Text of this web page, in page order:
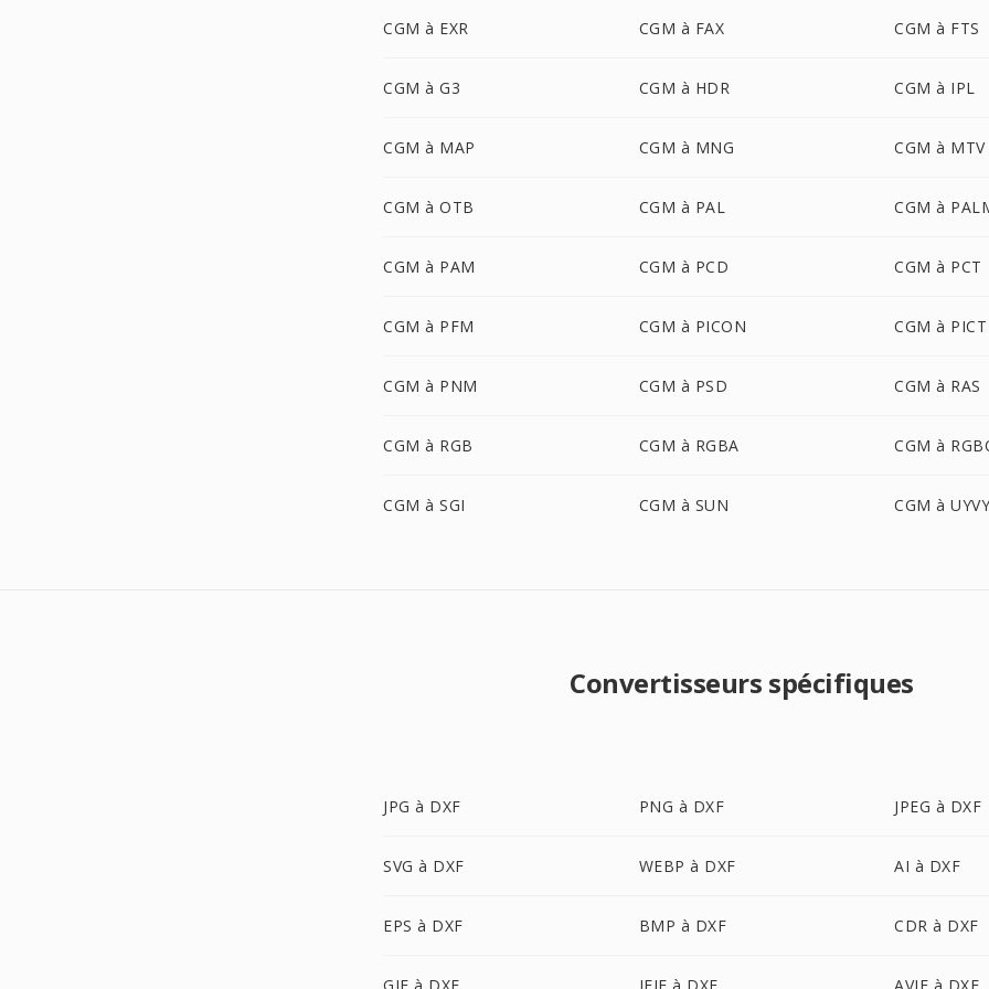
CGM à EXR CGM à FAX CGM à FTS
CGM à G3 CGM à HDR CGM à IPL
CGM à MAP CGM à MNG CGM à MTV
CGM à OTB CGM à PAL CGM à
CGM à PAM CGM à PCD CGM à PCT
CGM à PFM CGM à PICON CGM à PICT
CGM à PNM CGM à PSD CGM à RAS
CGM à RGB CGM à RGBA CGM à
CGM à SGI CGM à SUN CGM à
Convertisseurs spécifiques
JPG à DXF PNG à DXF JPEG à DXF
SVG à DXF WEBP à DXF AI à DXF
EPS à DXF BMP à DXF CDR à DXF